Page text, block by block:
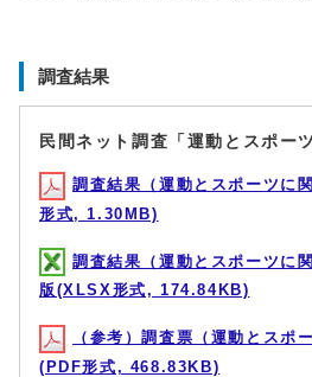
調査結果
民間ネット調査「運動とスポー
調査結果（運動とスポーツに
形式, 1.30MB)
調査結果（運動とスポーツに
版(XLSX形式, 174.84KB)
（参考）調査票（運動とスポ
(PDF形式, 468.83KB)